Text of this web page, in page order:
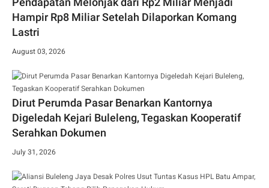
Hampir Rp8 Miliar Setelah Dilaporkan Komang
Lastri
August 03, 2026
Dirut Perumda Pasar Benarkan Kantornya
Digeledah Kejari Buleleng, Tegaskan Kooperatif
Serahkan Dokumen
July 31, 2026